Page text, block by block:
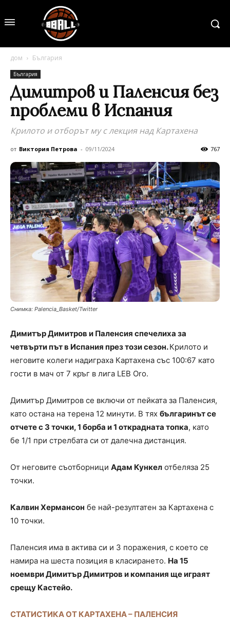
дом България
България
Димитров и Паленсия без
проблеми в Испания
Крилото и отборът му с лекция над Картахена
от Виктория Петрова - 09/11/2024 767
Снимка: Palencia_Basket/Twitter
Димитър Димитров и Паленсия спечелиха за
четвърти път в Испания през този сезон.Крилото и
неговите колеги надиграха Картахена със 100:67 като
гости в мач от 7 кръг в лига LEB Oro.
Димитър Димитров се включи от пейката за Паленсия,
като остана на терена 12 минути. В тях българинът се
отчете с 3 точки, 1 борба и 1 открадната топка, като
бе 1/1 при стрелбата си от далечна дистанция.
От неговите съотборници Адам Кункел отбеляза 25
точки.
Калвин Хермансон бе най-резултатен за Картахена с
10 точки.
Паленсия има в актива си и 3 поражения, с което се
намира на шеста позиция в класирането. На 15
ноември Димитър Димитров и компания ще играят
срещу Кастейо.
СТАТИСТИКА ОТ КАРТАХЕНА – ПАЛЕНСИЯ